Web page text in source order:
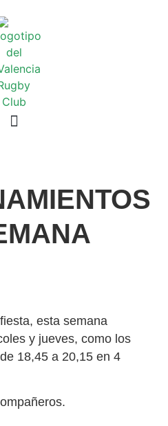
esta semana
y jueves, como los
18,45 a 20,15 en 4